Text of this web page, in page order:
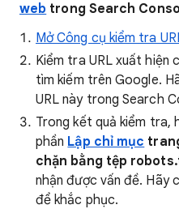
web trong Search
Mở Công cụ kiểm tra
Kiểm tra URL xuất
tìm kiếm trên Google.
URL này trong Search
Trong kết quả kiểm tra,
phần Lập chỉ mục
chặn bằng tệp
nhận được vấn đề. Hãy
để khắc phục.